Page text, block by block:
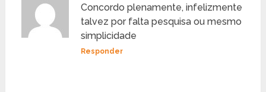
Concordo plenamente, infelizmente
talvez por falta pesquisa ou mesmo
simplicidade
Responder